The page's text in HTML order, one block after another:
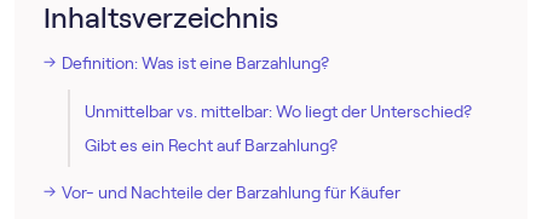
Inhaltsverzeichnis
Definition: Was ist eine Barzahlung?
Unmittelbar vs. mittelbar: Wo liegt der Unterschied?
Gibt es ein Recht auf Barzahlung?
Vor- und Nachteile der Barzahlung für Käufer